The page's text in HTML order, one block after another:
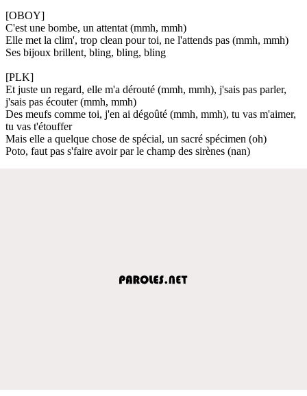
[OBOY]
C'est une bombe, un attentat (mmh, mmh)
Elle met la clim', trop clean pour toi, ne l'attends pas (mmh, mmh)
Ses bijoux brillent, bling, bling, bling
[PLK]
Et juste un regard, elle m'a dérouté (mmh, mmh), j'sais pas parler,
j'sais pas écouter (mmh, mmh)
Des meufs comme toi, j'en ai dégoûté (mmh, mmh), tu vas m'aimer,
tu vas t'étouffer
Mais elle a quelque chose de spécial, un sacré spécimen (oh)
Poto, faut pas s'faire avoir par le champ des sirènes (nan)